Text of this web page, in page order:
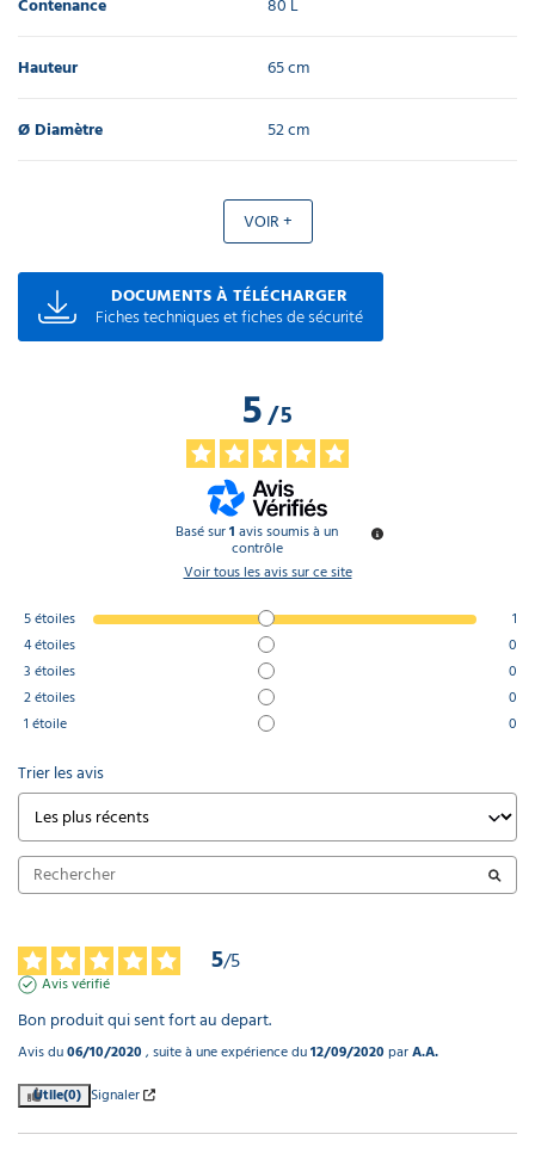
Hauteur 65 cm
Ø Diamètre 52 cm
VOIR +
DOCUMENTS À TÉLÉCHARGER
Fiches techniques et fiches de sécurité
5/5
Basé sur1 avis soumis à un
contrôle
Voir tous les avis sur ce site
5étoiles
1
4étoiles
0
3 étoiles
0
2étoiles
0
1 étoile 0
Trier les avis
5/5
Avis vérifié
Bon produit qui sent fort au depart.
Avis du06/10/2020 , suite à une expérience du12/09/2020 parA.A.
Utile(0) Signaler